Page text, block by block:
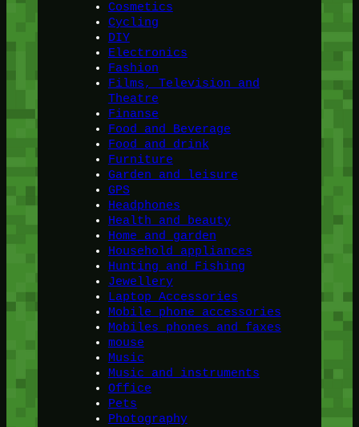
Cosmetics
Cycling
DIY
Electronics
Fashion
Films, Television and
Theatre
Finanse
Food and Beverage
Food and drink
Furniture
Garden and leisure
GPS
Headphones
Health and beauty
Home and garden
Household appliances
Hunting and Fishing
Jewellery
Laptop Accessories
Mobile phone accessories
Mobiles phones and faxes
mouse
Music
Music and instruments
Office
Pets
Photography